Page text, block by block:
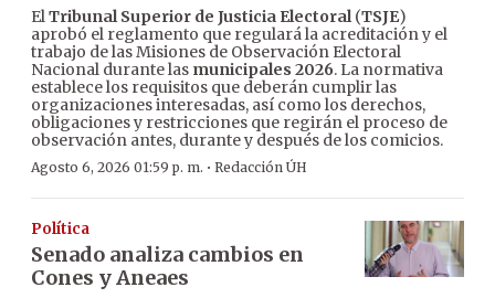
ElTribunal Superior de Justicia Electoral(TSJE)
aprobó el reglamento que regulará la acreditación y el
trabajo de las Misiones de Observación Electoral
Nacional durante las municipales 2026. La normativa
establece los requisitos que deberán cumplir las
organizaciones interesadas, así como los derechos,
obligaciones y restricciones que regirán el proceso de
observación antes, durante y después de los comicios.
Agosto 6, 2026 01:59 p. m. · Redacción ÚH
Política
Senado analiza cambios en
Cones y Aneaes